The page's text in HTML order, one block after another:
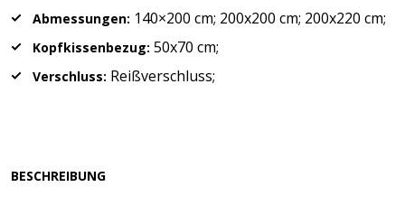
Abmessungen: 140×200 cm; 200x200 cm; 200x220 cm;
Kopfkissenbezug: 50x70 cm;
Verschluss: Reißverschluss;
BESCHREIBUNG